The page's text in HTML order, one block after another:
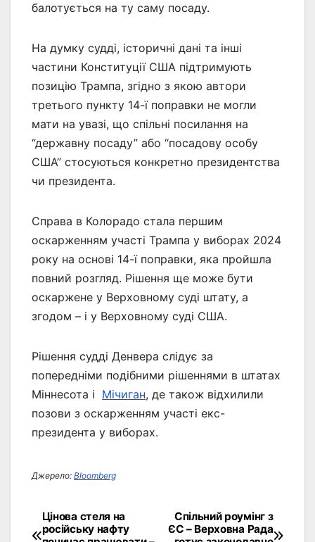
балотується на ту саму посаду.
На думку судді, історичні дані та інші
частини Конституції США підтримують
позицію Трампа, згідно з якою автори
третього пункту 14-ї поправки не могли
мати на увазі, що спільні посилання на
“державну посаду” або “посадову особу
США” стосуються конкретно президентства
чи президента.
Справа в Колорадо стала першим
оскарженням участі Трампа у виборах 2024
року на основі 14-ї поправки, яка пройшла
повний розгляд. Рішення ще може бути
оскаржене у Верховному суді штату, а
згодом – і у Верховному суді США.
Рішення судді Денвера слідує за
попередніми подібними рішеннями в штатах
Міннесота і Мічиган, де також відхилили
позови з оскарженням участі екс-
президента у виборах.
Джерело: Bloomberg
Навігація
Спільний роумінг з
ЄС – Верховна Рада
Цінова стеля на
російську нафту